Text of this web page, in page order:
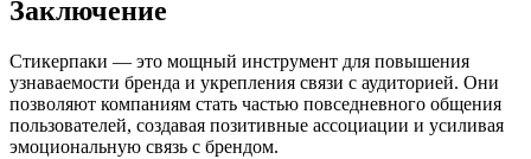
Заключение
Стикерпаки — это мощный инструмент для повышения
узнаваемости бренда и укрепления связи с аудиторией. Они
позволяют компаниям стать частью повседневного общения
пользователей, создавая позитивные ассоциации и усиливая
эмоциональную связь с брендом.